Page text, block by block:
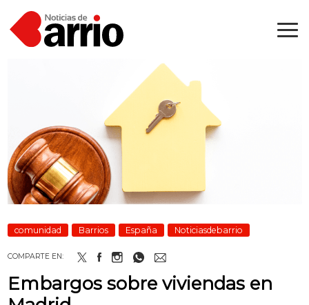
comunidad Barrios España Noticiasdebarrio
COMPARTE EN:
Embargos sobre viviendas en